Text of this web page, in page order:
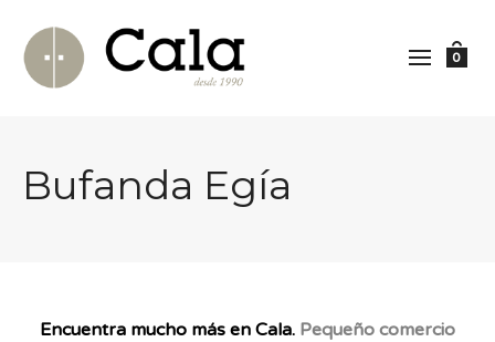
0
Bufanda Egía
Encuentra mucho más en Cala. Pequeño comercio